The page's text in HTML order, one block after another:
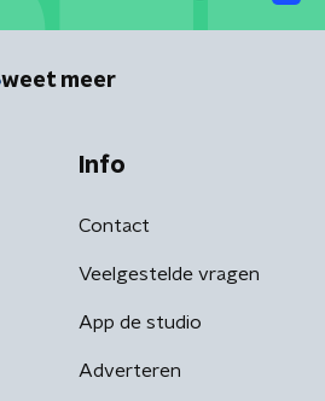
weet meer
Info
Contact
Veelgestelde vragen
App de studio
Adverteren